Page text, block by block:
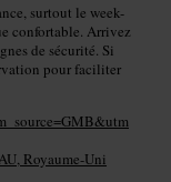
surtout le week-
confortable. Arrivez
de sécurité. Si
pour faciliter
Royaume-Uni